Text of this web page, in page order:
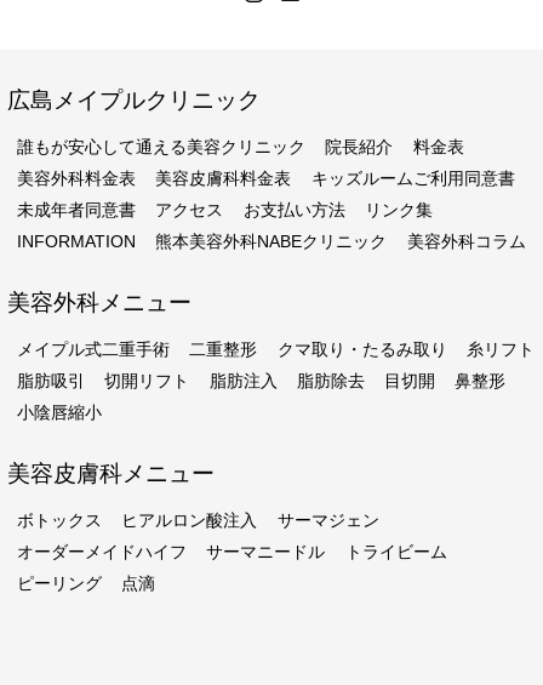
広島メイプルクリニック
誰もが安心して通える美容クリニック 院長紹介
料金表
美容外科料金表
美容皮膚科料金表
キッズルームご利用同意書
未成年者同意書
アクセス お支払い方法
リンク集
INFORMATION
熊本美容外科NABEクリニック 美容外科コラム
美容外科メニュー
メイプル式二重手術 二重整形 クマ取り・たるみ取り
糸リフト
脂肪吸引
切開リフト 脂肪注入 脂肪除去 目切開
鼻整形
小陰唇縮小
美容皮膚科メニュー
ボトックス ヒアルロン酸注入
サーマジェン
オーダーメイドハイフ
サーマニードル
トライビーム
ピーリング
点滴